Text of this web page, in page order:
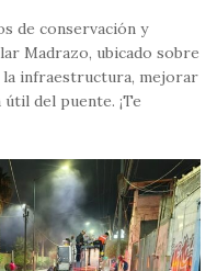
de conservación y
Madrazo, ubicado sobre
infraestructura, mejorar
del puente. ¡Te